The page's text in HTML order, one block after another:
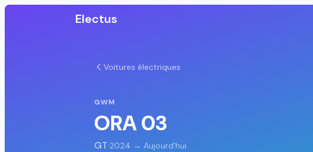
Electus
Voitures électriques
GWM
ORA 03
GT·2024 → Aujourd'hui